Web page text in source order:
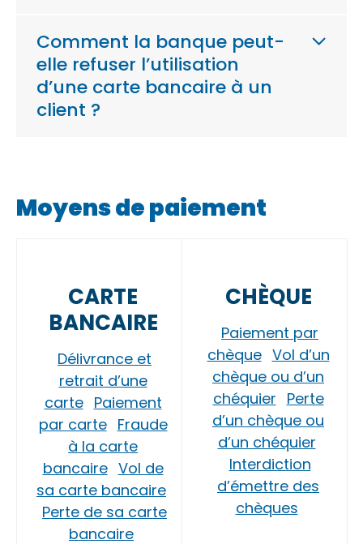
Comment la banque peut-
elle refuser l’utilisation
d’une carte bancaire à un
client ?
Moyens de paiement
CARTE
BANCAIRE
Délivrance et
retrait d’une
carte Paiement
par carte Fraude
à la carte
bancaire Vol de
sa carte bancaire
Perte de sa carte
bancaire
CHÈQUE
Paiement par
chèque Vol d’un
chèque ou d’un
chéquier Perte
d’un chèque ou
d’un chéquier
Interdiction
d’émettre des
chèques